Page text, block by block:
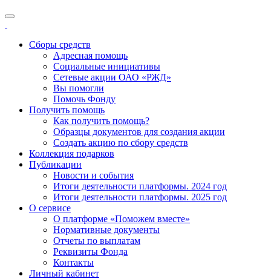
Сборы средств
Адресная помощь
Социальные инициативы
Сетевые акции ОАО «РЖД»
Вы помогли
Помочь Фонду
Получить помощь
Как получить помощь?
Образцы документов для создания акции
Создать акцию по сбору средств
Коллекция подарков
Публикации
Новости и события
Итоги деятельности платформы. 2024 год
Итоги деятельности платформы. 2025 год
О сервисе
О платформе «Поможем вместе»
Нормативные документы
Отчеты по выплатам
Реквизиты Фонда
Контакты
Личный кабинет